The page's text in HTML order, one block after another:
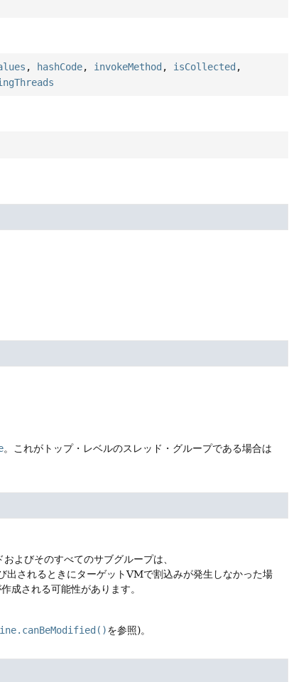
, hashCode, invokeMethod , isCollected ,
。これがトップ・レベルのスレッド・グループである場合は
よびそのすべてのサブグループは、
出されるときにターゲットVMで割込みが発生しなかった場
成される可能性があります。
を参照)。